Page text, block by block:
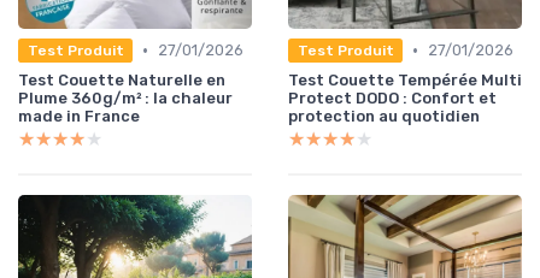
Test Produit •
27/01/2026
Test Couette Naturelle en
Plume 360g/m² : la chaleur
made in France
★★★★★
★★★★★
Test Produit •
27/01/2026
Test Couette Tempérée Multi
Protect DODO : Confort et
protection au quotidien
★★★★★
★★★★★